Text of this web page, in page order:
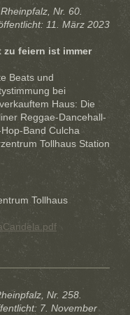
Nr. 60.
11. März 2023
zu feiern ist immer
Beats und
bei
Haus: Die
Reggae-Dancehall-
Band Culcha
Tollhaus Station
Tollhaus
Nr. 258.
7. November